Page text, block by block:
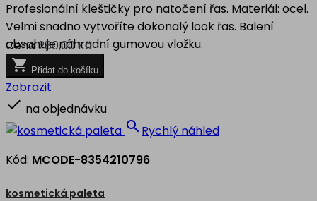
Profesionální kleštičky pro natočení řas. Materiál: ocel.
Velmi snadno vytvoříte dokonalý look řas. Balení
obsahuje náhradní gumovou vložku.
Cena280,00 Kč
 Přidat do košíku
Zobrazit
 na objednávku
 Rychlý náhled
Kód: MCODE-8354210796
kosmetická paleta